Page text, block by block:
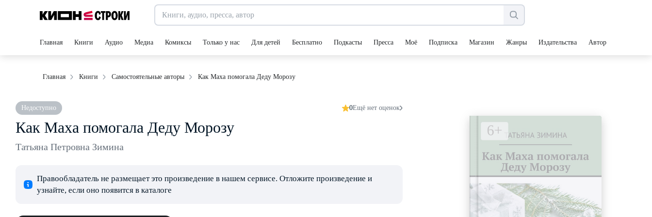
Главная Книги Аудио Медиа Комиксы Только у нас Для детей Бесплатно Подкасты Пресса Моё Подписка Магазин Жанры Издательства Авторы
Главная Книги Самостоятельные авторы Как Маха помогала Деду Морозу
Недоступно 0Ещё нет оценок
Как Маха помогала Деду Морозу
Татьяна Петровна Зимина
Правообладатель не размещает это произведение в нашем сервисе. Отложите произведение и
узнайте, если оно появится в каталоге